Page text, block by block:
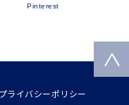
Pinterest
プライバシーポリシー